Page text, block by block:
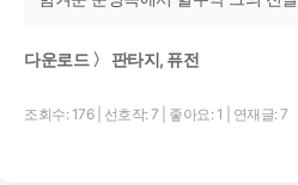
다운로드 〉 판타지, 퓨전
조회수: 176 선호작: 7 좋아요: 1 연재글: 7